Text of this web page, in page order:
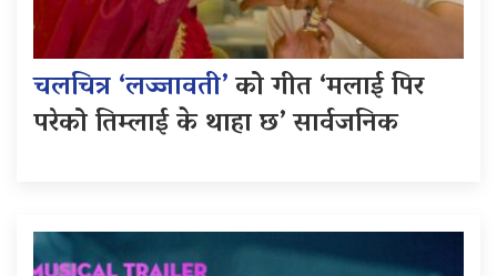
चलचित्र ‘लज्जावती’को गीत ‘मलाई पिर
परेको तिम्लाई के थाहा छ’ सार्वजनिक